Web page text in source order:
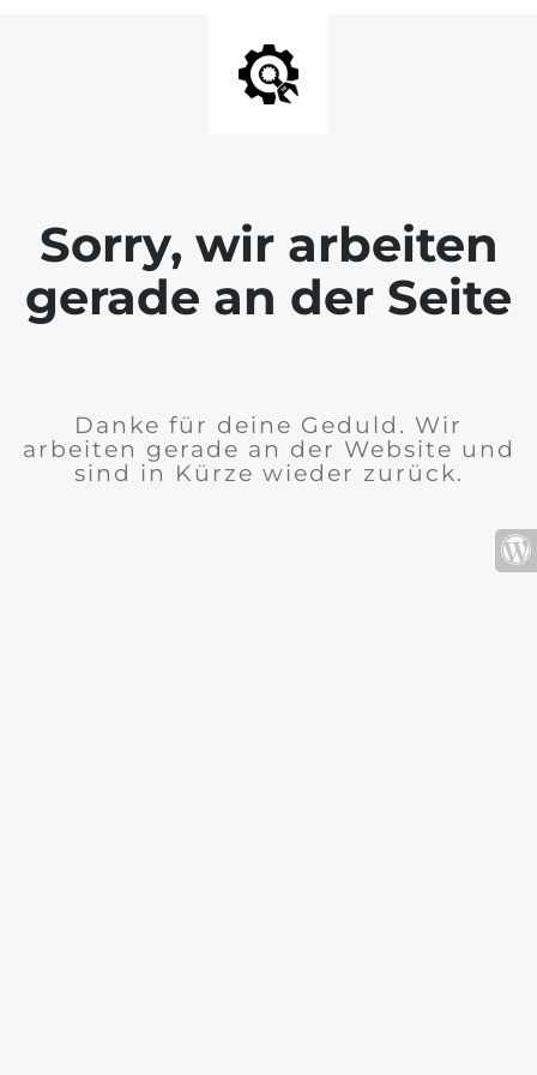
Sorry, wir arbeiten
gerade an der Seite
Danke für deine Geduld. Wir
arbeiten gerade an der Website und
sind in Kürze wieder zurück.